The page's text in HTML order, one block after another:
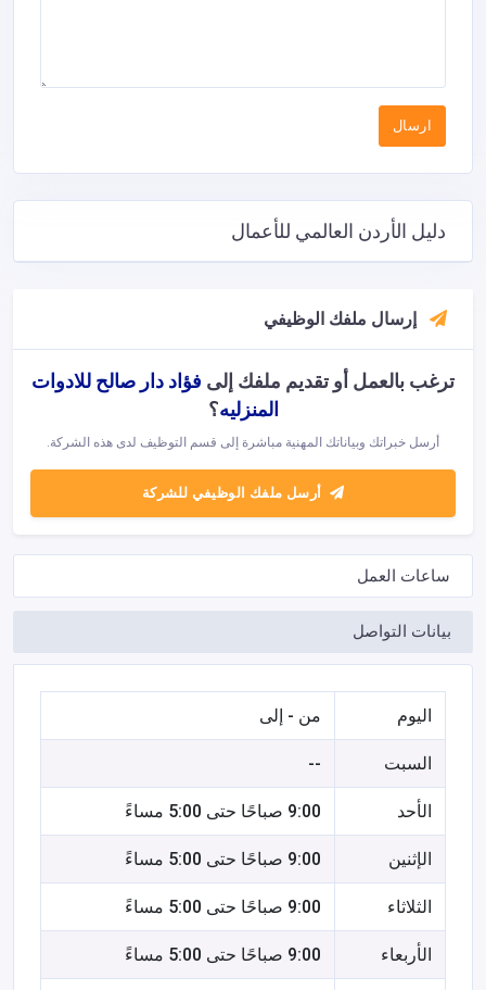
دليل الأردن العالمي للأعمال
إرسال ملفك الوظيفي
ترغب بالعمل أو تقديم ملفك إلى فؤاد دار صالح للادوات
المنزليه؟
أرسل خبراتك وبياناتك المهنية مباشرة إلى قسم التوظيف لدى هذه الشركة.
أرسل ملفك الوظيفي للشركة
ساعات العمل
بيانات التواصل
اليوم من - إلى
السبت --
الأحد 9:00 صباحًا حتى 5:00 مساءً
الإثنين 9:00 صباحًا حتى 5:00 مساءً
الثلاثاء 9:00 صباحًا حتى 5:00 مساءً
الأربعاء 9:00 صباحًا حتى 5:00 مساءً